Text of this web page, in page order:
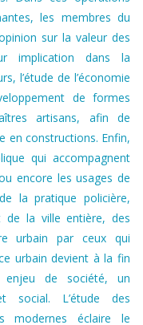
les membres du
sur la valeur des
implication dans la
l’étude de l’économie
de formes
artisans, afin de
en constructions. Enfin,
qui accompagnent
encore les usages de
la pratique policière,
de la ville entière, des
urbain par ceux qui
urbain devient à la fin
enjeu de société, un
social. L’étude des
modernes éclaire le